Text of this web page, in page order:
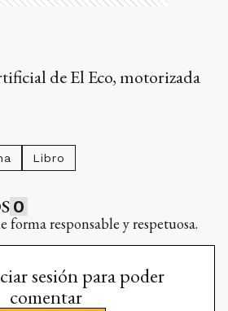
de El Eco, motorizada
Libro
0
forma responsable y respetuosa.
sesión para poder
comentar